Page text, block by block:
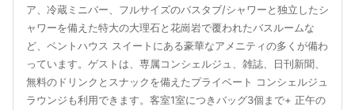
ア、冷蔵ミニバー、フルサイズのバスタブ/シャワーと独立したシ
ャワーを備えた特大の大理石と花崗岩で覆われたバスルームな
ど、ペントハウス スイートにある豪華なアメニティの多くが備わ
っています。ゲストは、専属コンシェルジュ、雑誌、日刊新聞、
無料のドリンクとスナックを備えたプライベート コンシェルジュ
ラウンジも利用できます。客室1室につきバッグ3個まで+ 正午の